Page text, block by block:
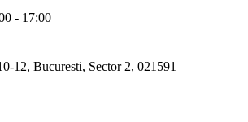
- 17:00
12, Bucuresti, Sector 2, 021591